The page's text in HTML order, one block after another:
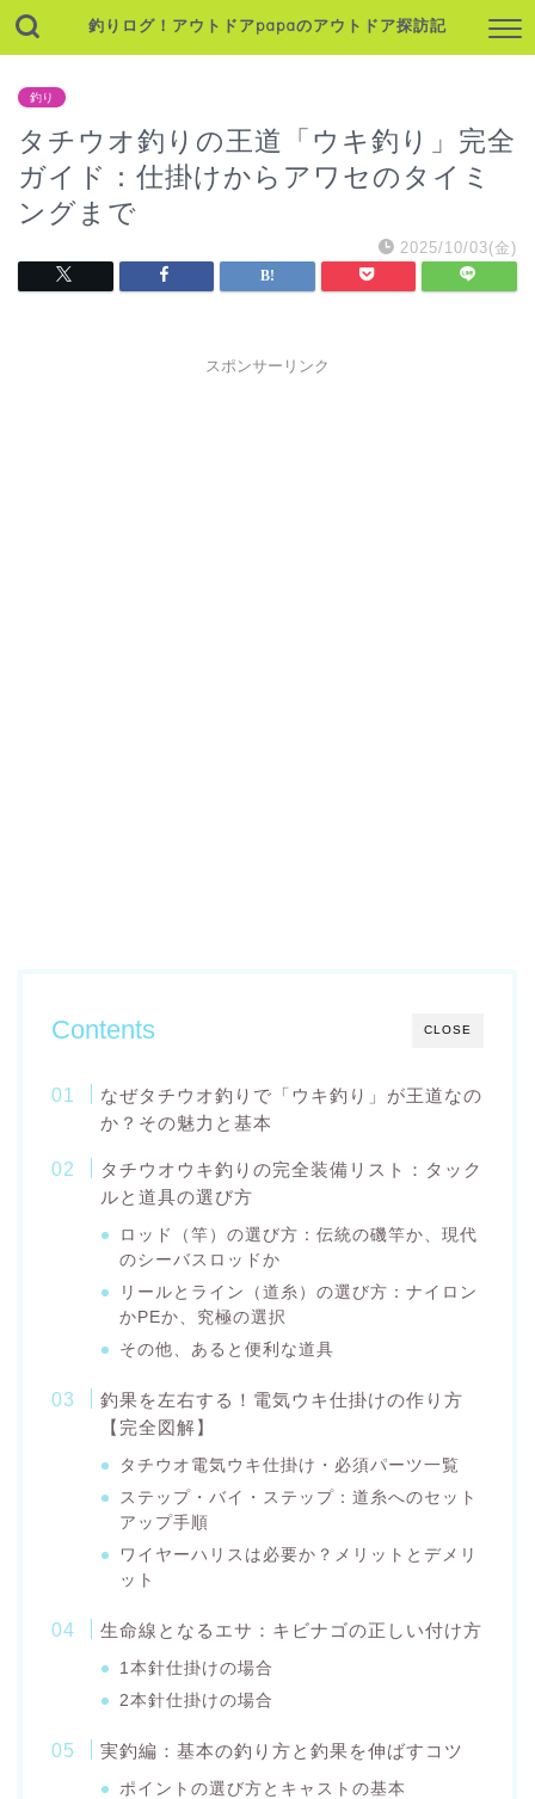
釣りログ！アウトドアpapaのアウトドア探訪記
釣り
タチウオ釣りの王道「ウキ釣り」完全
ガイド：仕掛けからアワセのタイミ
ングまで
2025/10/03(金)
スポンサーリンク
CLOSE
Contents
なぜタチウオ釣りで「ウキ釣り」が王道なの
か？その魅力と基本
タチウオウキ釣りの完全装備リスト：タック
ルと道具の選び方
ロッド（竿）の選び方：伝統の磯竿か、現代
のシーバスロッドか
リールとライン（道糸）の選び方：ナイロン
かPEか、究極の選択
その他、あると便利な道具
釣果を左右する！電気ウキ仕掛けの作り方
【完全図解】
タチウオ電気ウキ仕掛け・必須パーツ一覧
ステップ・バイ・ステップ：道糸へのセット
アップ手順
ワイヤーハリスは必要か？メリットとデメリ
ット
生命線となるエサ：キビナゴの正しい付け方
1本針仕掛けの場合
2本針仕掛けの場合
実釣編：基本の釣り方と釣果を伸ばすコツ
ポイントの選び方とキャストの基本